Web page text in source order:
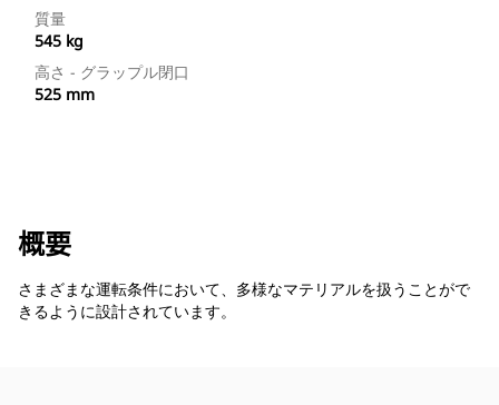
質量
545 kg
高さ - グラップル閉口
525 mm
概要
さまざまな運転条件において、多様なマテリアルを扱うことがで
きるように設計されています。